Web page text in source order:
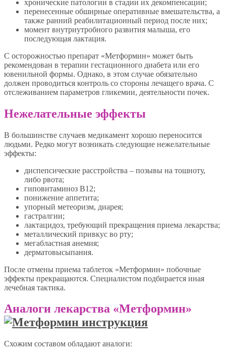
хронические патологии в стадии их декомпенсации;
перенесенные обширные оперативные вмешательства, а
также ранний реабилитационный период после них;
момент внутриутробного развития малыша, его
последующая лактация.
С осторожностью препарат «Метформин» может быть
рекомендован в терапии гестационного диабета или его
ювенильной формы. Однако, в этом случае обязательно
должен проводиться контроль со стороны лечащего врача. С
отслеживанием параметров гликемии, деятельности почек.
Нежелательные эффекты
В большинстве случаев медикамент хорошо переносится
людьми. Редко могут возникать следующие нежелательные
эффекты:
диспепсические расстройства – позывы на тошноту,
либо рвота;
гиповитаминоз В12;
понижение аппетита;
упорный метеоризм, диарея;
гастралгии;
лактацидоз, требующий прекращения приема лекарства;
металлический привкус во рту;
мегабластная анемия;
дерматовысыпания.
После отмены приема таблеток «Метформин» побочные
эффекты прекращаются. Специалистом подбирается иная
лечебная тактика.
Аналоги лекарства «Метформин»
Схожим составом обладают аналоги: